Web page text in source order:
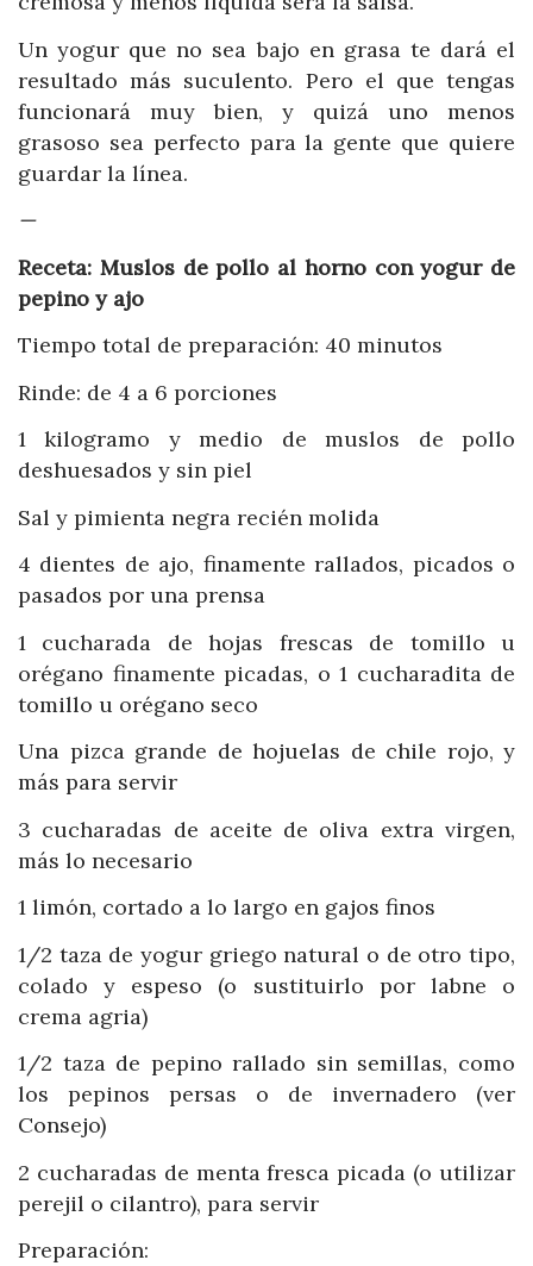
Un yogur que no sea bajo en grasa te dará el
resultado más suculento. Pero el que tengas
funcionará muy bien, y quizá uno menos
grasoso sea perfecto para la gente que quiere
guardar la línea.
—
Receta: Muslos de pollo al horno con yogur de
pepino y ajo
Tiempo total de preparación: 40 minutos
Rinde: de 4 a 6 porciones
1 kilogramo y medio de muslos de pollo
deshuesados y sin piel
Sal y pimienta negra recién molida
4 dientes de ajo, finamente rallados, picados o
pasados por una prensa
1 cucharada de hojas frescas de tomillo u
orégano finamente picadas, o 1 cucharadita de
tomillo u orégano seco
Una pizca grande de hojuelas de chile rojo, y
más para servir
3 cucharadas de aceite de oliva extra virgen,
más lo necesario
1 limón, cortado a lo largo en gajos finos
1/2 taza de yogur griego natural o de otro tipo,
colado y espeso (o sustituirlo por labne o
crema agria)
1/2 taza de pepino rallado sin semillas, como
los pepinos persas o de invernadero (ver
Consejo)
2 cucharadas de menta fresca picada (o utilizar
perejil o cilantro), para servir
Preparación: